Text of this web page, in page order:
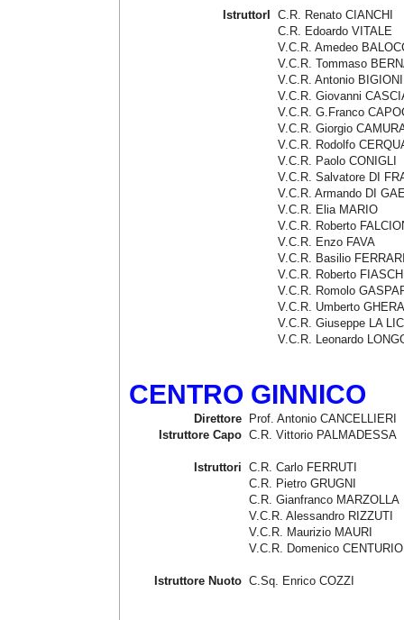
IstruttorI
C.R. Renato CIANCHI
C.R. Edoardo VITALE
V.C.R. Amedeo
V.C.R. Tommaso
V.C.R. Antonio BIGIONI
V.C.R. Giovanni
V.C.R. G.Franco
V.C.R. Giorgio
V.C.R. Rodolfo
V.C.R. Paolo CONIGLI
V.C.R. Salvatore DI
V.C.R. Armando DI
V.C.R. Elia MARIO
V.C.R. Roberto
V.C.R. Enzo FAVA
V.C.R. Basilio
V.C.R. Roberto
V.C.R. Romolo
V.C.R. Umberto
V.C.R. Giuseppe LA
V.C.R. Leonardo
CENTRO GINNICO
Direttore
Prof. Antonio CANCELLIERI
Istruttore Capo C.R. Vittorio PALMADESSA
Istruttori C.R. Carlo FERRUTI
C.R. Pietro GRUGNI
C.R. Gianfranco MARZOLLA
V.C.R. Alessandro RIZZUTI
V.C.R. Maurizio MAURI
V.C.R. Domenico
Istruttore Nuoto C.Sq. Enrico COZZI